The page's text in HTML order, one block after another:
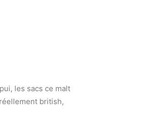
les sacs ce malt
british,